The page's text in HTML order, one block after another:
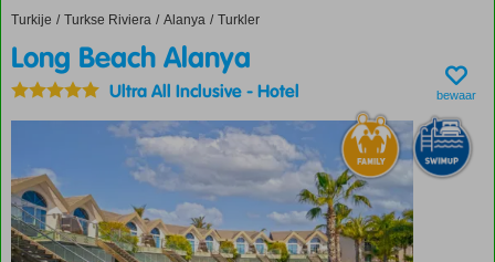
op
villa eiland!
Appartementen
All Inclusive
Magna
zwembad
met
prachtig
Home
Turkije Turkse Riviera Alanya Turkler
Long Beach Alanya
Long Beach Alanya
Ultra All Inclusive-Hotel bewaar